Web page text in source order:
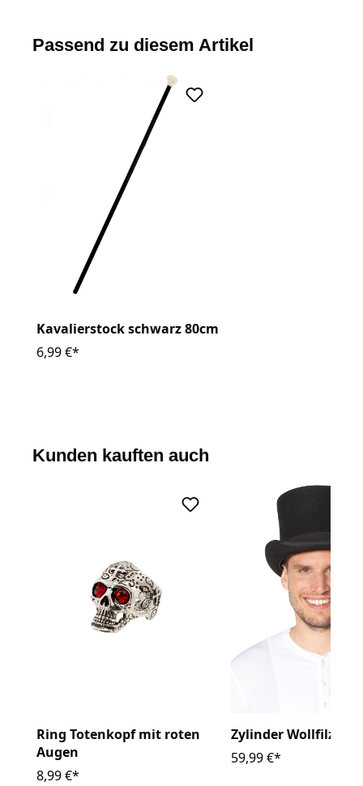
Passend zu diesem Artikel
Kavalierstock schwarz 80cm
6,99 €*
Kunden kauften auch
Ring Totenkopf mit roten
Augen
8,99 €*
Zylinder Wollfilz
59,99 €*